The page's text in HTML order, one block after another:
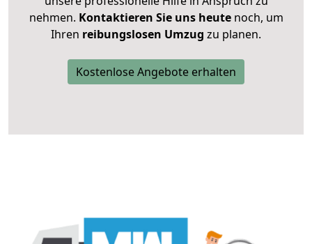
nehmen. Kontaktieren Sie uns heutenoch, um
Ihren reibungslosen Umzug zu planen.
Kostenlose Angebote erhalten